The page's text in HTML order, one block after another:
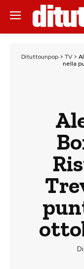
Dituttounpop > TV >
nella
Di: